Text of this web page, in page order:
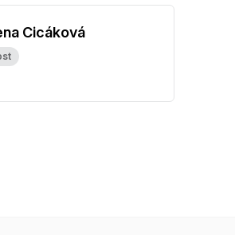
Cicáková